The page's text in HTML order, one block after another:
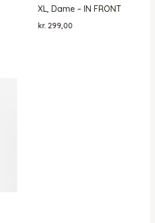
XL, Dame – IN FRONT
kr. 299,00